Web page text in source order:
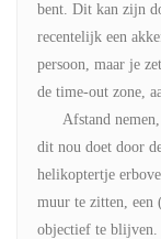
bent. Dit kan zijn
recentelijk een
persoon, maar je
de time-out zone,
Afstand nemen,
dit nou doet door
helikoptertje
muur te zitten,
objectief te blijven.